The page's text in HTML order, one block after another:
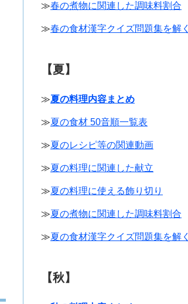
≫春の煮物に関連した調味料割合
≫春の食材漢字クイズ問題集を解く
【夏】
≫夏の料理内容まとめ
≫夏の食材 50音順一覧表
≫夏のレシピ等の関連動画
≫夏の料理に関連した献立
≫夏の料理に使える飾り切り
≫夏の煮物に関連した調味料割合
≫夏の食材漢字クイズ問題集を解く
【秋】